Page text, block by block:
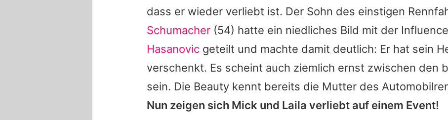
dass er wieder verliebt ist. Der Sohn des einstigen
Schumacher (54) hatte ein niedliches Bild mit der
Hasanovic geteilt und machte damit deutlich: Er hat sein
verschenkt. Es scheint auch ziemlich ernst zwischen den
sein. Die Beauty kennt bereits die Mutter des
Nun zeigen sich Mick und Laila verliebt auf einem Event!